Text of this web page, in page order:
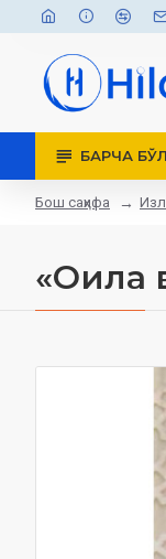
БАРЧА
Бош саҳифа
«Оила